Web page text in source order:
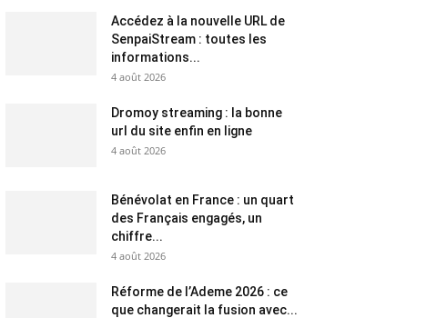
Accédez à la nouvelle URL de
SenpaiStream : toutes les
informations...
4 août 2026
Dromoy streaming : la bonne
url du site enfin en ligne
4 août 2026
Bénévolat en France : un quart
des Français engagés, un
chiffre...
4 août 2026
Réforme de l’Ademe 2026 : ce
que changerait la fusion avec...